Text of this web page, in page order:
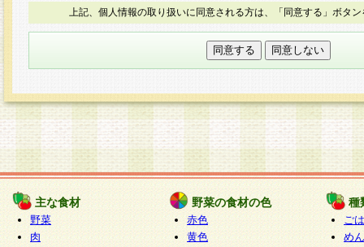
○本人が容易に認識できない方法による個人情報
本フォームでは、セッション管理のためCookie
○個人情報の第三者提供について
力いただく個人情報は第三者に提供しません。
○個人情報の委託について
個人情報の取り扱いを外部に委託する場合は、
情報管理基準を満たす企業を選定して委託を行
が行われるよう監督します。
○開示対象個人情報の開示等および問い合わせ窓口
本人からの求めにより、当社が本件により取得
上記、個人情報の取り扱いに同意される方は、「同意する」ボタ
主な食材
野菜
肉
野菜の食材の色
赤色
黄色
種
ご
めん